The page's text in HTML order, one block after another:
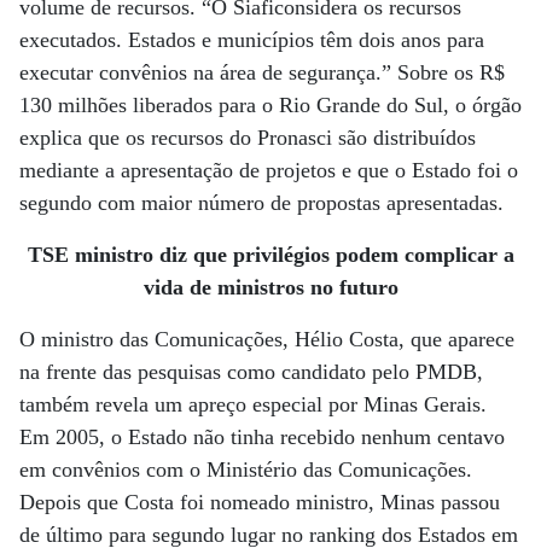
volume de recursos. “O Siaficonsidera os recursos
executados. Estados e municípios têm dois anos para
executar convênios na área de segurança.” Sobre os R$
130 milhões liberados para o Rio Grande do Sul, o órgão
explica que os recursos do Pronasci são distribuídos
mediante a apresentação de projetos e que o Estado foi o
segundo com maior número de propostas apresentadas.
TSE ministro diz que privilégios podem complicar a
vida de ministros no futuro
O ministro das Comunicações, Hélio Costa, que aparece
na frente das pesquisas como candidato pelo PMDB,
também revela um apreço especial por Minas Gerais.
Em 2005, o Estado não tinha recebido nenhum centavo
em convênios com o Ministério das Comunicações.
Depois que Costa foi nomeado ministro, Minas passou
de último para segundo lugar no ranking dos Estados em